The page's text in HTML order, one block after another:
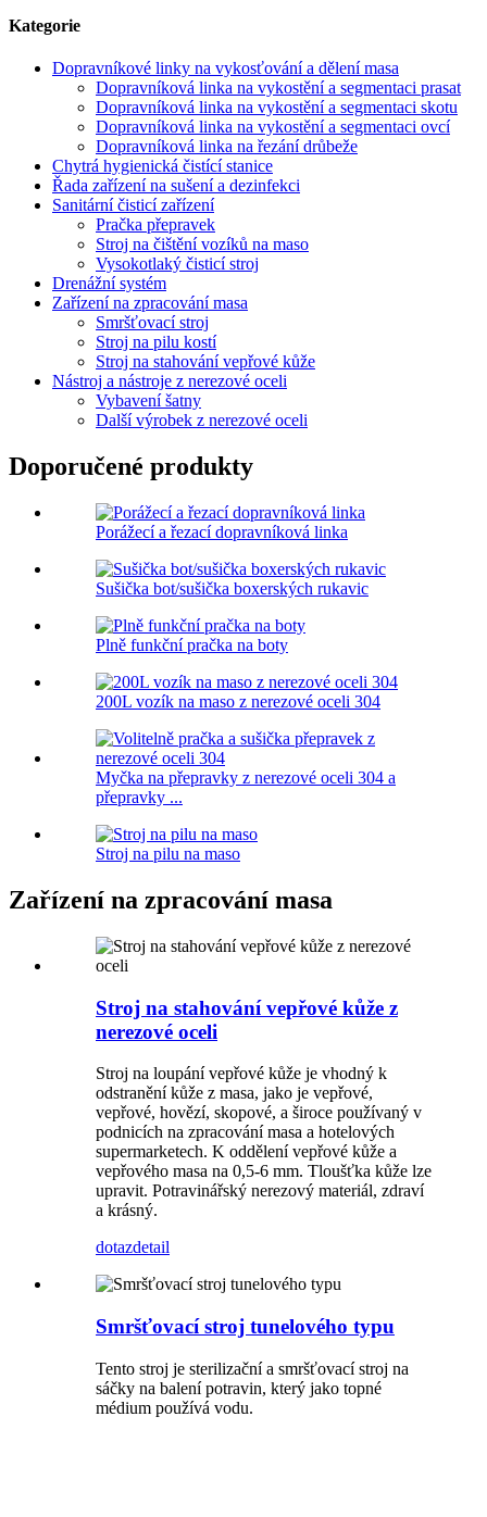
Kategorie
Dopravníkové linky na vykosťování a dělení masa
Dopravníková linka na vykostění a segmentaci prasat
Dopravníková linka na vykostění a segmentaci skotu
Dopravníková linka na vykostění a segmentaci ovcí
Dopravníková linka na řezání drůbeže
Chytrá hygienická čistící stanice
Řada zařízení na sušení a dezinfekci
Sanitární čisticí zařízení
Pračka přepravek
Stroj na čištění vozíků na maso
Vysokotlaký čisticí stroj
Drenážní systém
Zařízení na zpracování masa
Smršťovací stroj
Stroj na pilu kostí
Stroj na stahování vepřové kůže
Nástroj a nástroje z nerezové oceli
Vybavení šatny
Další výrobek z nerezové oceli
Doporučené produkty
Porážecí a řezací dopravníková linka
Sušička bot/sušička boxerských rukavic
Plně funkční pračka na boty
200L vozík na maso z nerezové oceli 304
Myčka na přepravky z nerezové oceli 304 a
přepravky ...
Stroj na pilu na maso
Zařízení na zpracování masa
Stroj na stahování vepřové kůže z
nerezové oceli
Stroj na loupání vepřové kůže je vhodný k
odstranění kůže z masa, jako je vepřové,
vepřové, hovězí, skopové, a široce používaný v
podnicích na zpracování masa a hotelových
supermarketech. K oddělení vepřové kůže a
vepřového masa na 0,5-6 mm. Tloušťka kůže lze
upravit. Potravinářský nerezový materiál, zdraví
a krásný.
dotazdetail
Smršťovací stroj tunelového typu
Tento stroj je sterilizační a smršťovací stroj na
sáčky na balení potravin, který jako topné
médium používá vodu.